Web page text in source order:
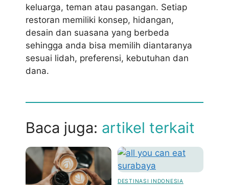
keluarga, teman atau pasangan. Setiap
restoran memiliki konsep, hidangan,
desain dan suasana yang berbeda
sehingga anda bisa memilih diantaranya
sesuai lidah, preferensi, kebutuhan dan
dana.
Baca juga: artikel terkait
DESTINASI INDONESIA